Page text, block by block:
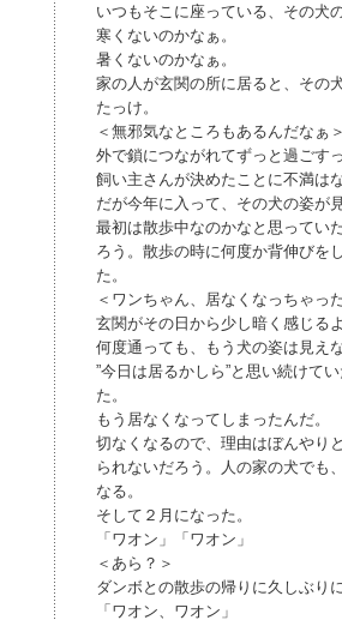
いつもそこに座っている、その犬
寒くないのかなぁ。
暑くないのかなぁ。
家の人が玄関の所に居ると、その
たっけ。
＜無邪気なところもあるんだなぁ＞
外で鎖につながれてずっと過ごす
飼い主さんが決めたことに不満は
だが今年に入って、その犬の姿が
最初は散歩中なのかなと思ってい
ろう。散歩の時に何度か背伸びを
た。
＜ワンちゃん、居なくなっちゃっ
玄関がその日から少し暗く感じる
何度通っても、もう犬の姿は見え
”今日は居るかしら”と思い続けて
た。
もう居なくなってしまったんだ。
切なくなるので、理由はぼんやり
られないだろう。人の家の犬でも
なる。
そして２月になった。
「ワオン」「ワオン」
＜あら？＞
ダンボとの散歩の帰りに久しぶり
「ワオン、ワオン」